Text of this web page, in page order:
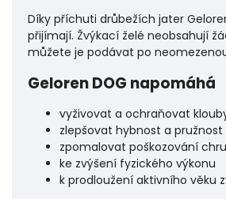
Díky příchuti drůbežích jater
přijímají. Žvýkací želé neobsahují
můžete je podávat po
Geloren DOG napomáhá
vyživovat a ochraňovat
zlepšovat hybnost a pružnost
zpomalovat poškozování
ke zvýšení fyzického výkonu
k prodloužení aktivního věku